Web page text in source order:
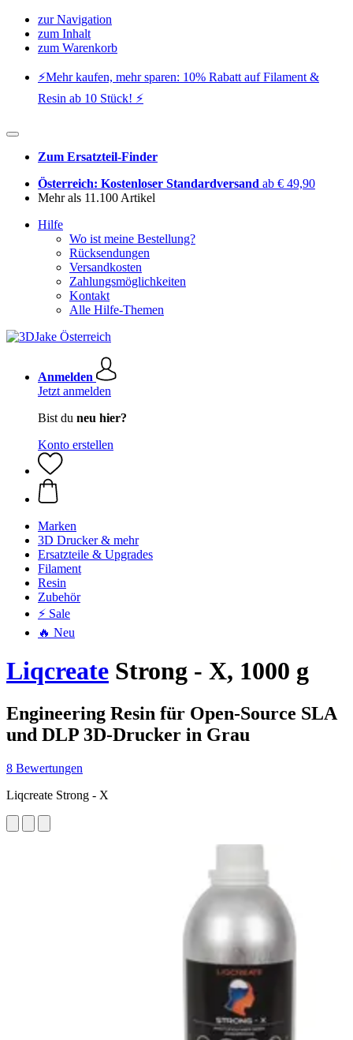
zur Navigation
zum Inhalt
zum Warenkorb
⚡️Mehr kaufen, mehr sparen: 10% Rabatt auf Filament &
Resin ab 10 Stück! ⚡️
Zum Ersatzteil-Finder
Österreich: Kostenloser Standardversand ab € 49,90
Mehr als 11.100 Artikel
Hilfe
Wo ist meine Bestellung?
Rücksendungen
Versandkosten
Zahlungsmöglichkeiten
Kontakt
Alle Hilfe-Themen
Anmelden
Jetzt anmelden
Bist du neu hier?
Konto erstellen
Marken
3D Drucker & mehr
Ersatzteile & Upgrades
Filament
Resin
Zubehör
⚡ Sale
🔥 Neu
Liqcreate Strong - X, 1000 g
Engineering Resin für Open-Source SLA
und DLP 3D-Drucker in Grau
8 Bewertungen
Liqcreate Strong - X